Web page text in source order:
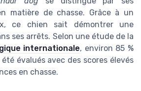
matière de chasse. Grâce à un
ce chien sait démontrer une
ses arrêts. Selon une étude de la
internationale, environ 85 %
évalués avec des scores élevés
en chasse.